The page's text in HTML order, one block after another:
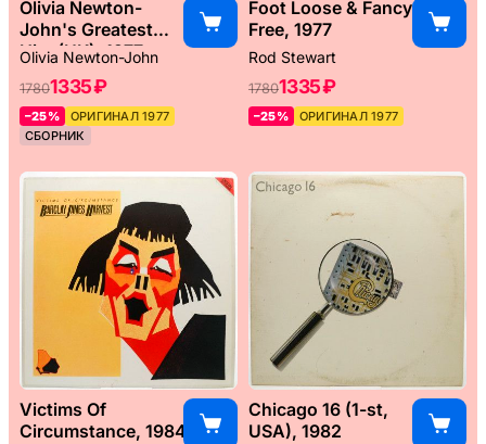
Olivia Newton-
John's Greatest
Hits (UK), 1977
Olivia Newton-John
17801335 ₽
–25%
ОРИГИНАЛ 1977
СБОРНИК
Foot Loose & Fancy
Free, 1977
Rod Stewart
17801335 ₽
–25% ОРИГИНАЛ 1977
Victims Of
Circumstance, 1984
Chicago 16 (1-st,
USA), 1982